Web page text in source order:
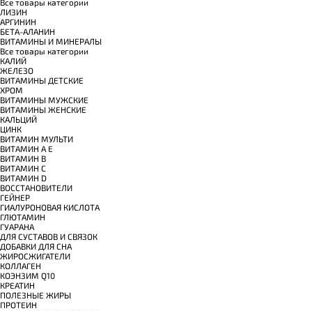
Все товары категории
ЛИЗИН
АРГИНИН
БЕТА-АЛАНИН
ВИТАМИНЫ И МИНЕРАЛЫ
Все товары категории
КАЛИЙ
ЖЕЛЕЗО
ВИТАМИНЫ ДЕТСКИЕ
ХРОМ
ВИТАМИНЫ МУЖСКИЕ
ВИТАМИНЫ ЖЕНСКИЕ
КАЛЬЦИЙ
ЦИНК
ВИТАМИН МУЛЬТИ
ВИТАМИН A E
ВИТАМИН B
ВИТАМИН C
ВИТАМИН D
ВОССТАНОВИТЕЛИ
ГЕЙНЕР
ГИАЛУРОНОВАЯ КИСЛОТА
ГЛЮТАМИН
ГУАРАНА
ДЛЯ СУСТАВОВ И СВЯЗОК
ДОБАВКИ ДЛЯ СНА
ЖИРОСЖИГАТЕЛИ
КОЛЛАГЕН
КОЭНЗИМ Q10
КРЕАТИН
ПОЛЕЗНЫЕ ЖИРЫ
ПРОТЕИН